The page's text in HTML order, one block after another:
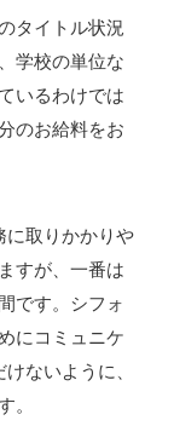
タイトル状況
学校の単位な
いるわけでは
のお給料をお
に取りかかりや
すが、一番は
です。シフォ
にコミュニケ
ないように、
。